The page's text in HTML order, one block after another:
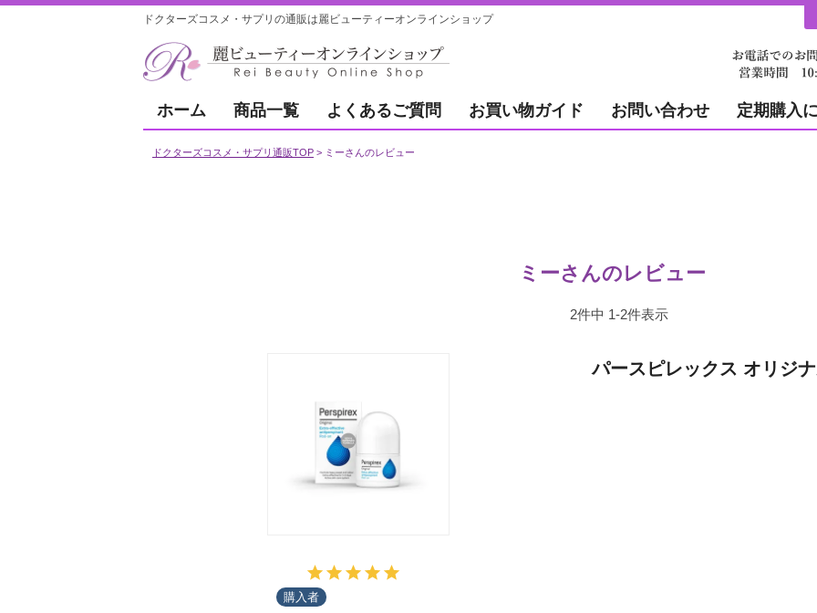
ドクターズコスメ・サプリの通販は麗ビューティーオンラインショップ
ホーム 商品一覧 よくあるご質問 お買い物ガイド お問い合わせ 定期購入
ドクターズコスメ・サプリ通販TOP ミーさんのレビュー
ミーさんのレビュー
2件中 1-2件表示
パースピレックス オリジ
購入者